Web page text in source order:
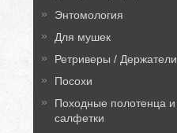
Энтомология
Для мушек
Ретриверы / Держатели
Посохи
Походные полотенца и
салфетки